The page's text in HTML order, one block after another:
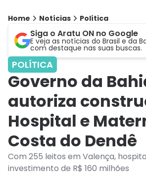
Home Notícias Política
Siga o Aratu ON no Google
E veja as notícias do Brasil e da
com destaque nas suas buscas.
POLÍTICA
Governo da
autoriza
Hospital e
Costa do Dendê
Com 255 leitos em Valença,
investimento de R$ 160 milhões